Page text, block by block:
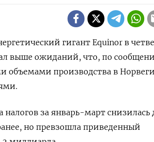
гигант Equinor в
выше ожиданий, что, по
объемами производства в
за январь-март снизилась
но превзошла приведенный